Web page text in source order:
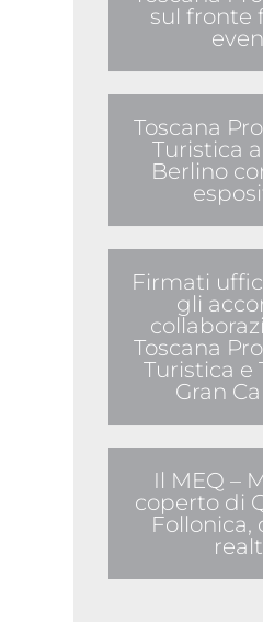
sul fronte
Toscana
Turistica
Berlino
Firmati
gli
Toscana
Turistica e
Gran
Il MEQ –
coperto di
Follonica,